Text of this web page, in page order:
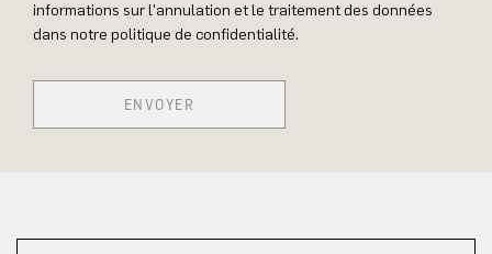
informations sur l'annulation et le traitement des données
dans notre politique de confidentialité.
ENVOYER